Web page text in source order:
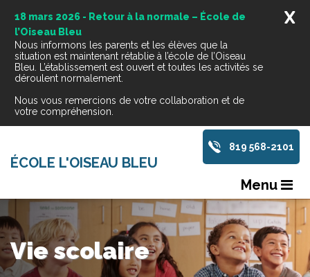
X
18 mars 2026 - Retour à la normale – École de
l’Oiseau Bleu
Nous informons les parents et les élèves que la
situation est maintenant rétablie à l’école de l’Oiseau
Bleu. L’établissement est ouvert et toutes les activités se
déroulent normalement.
Nous vous remercions de votre collaboration et de
votre compréhension.
ÉCOLE L'OISEAU BLEU
819 568-2101
Menu
Vie scolaire